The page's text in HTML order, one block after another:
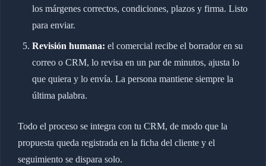
los márgenes correctos, condiciones, plazos y firma. Listo
para enviar.
Revisión humana: el comercial recibe el borrador en su
correo o CRM, lo revisa en un par de minutos, ajusta lo
que quiera y lo envía. La persona mantiene siempre la
última palabra.
Todo el proceso se integra con tu CRM, de modo que la
propuesta queda registrada en la ficha del cliente y el
seguimiento se dispara solo.